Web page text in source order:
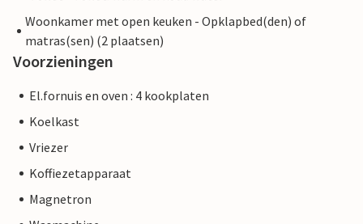
Woonkamer met open keuken - Opklapbed(den) of
matras(sen) (2 plaatsen)
Voorzieningen
El.fornuis en oven : 4 kookplaten
Koelkast
Vriezer
Koffiezetapparaat
Magnetron